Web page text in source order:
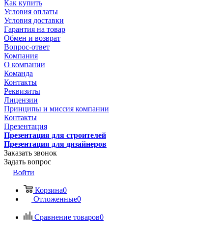
Как купить
Условия оплаты
Условия доставки
Гарантия на товар
Обмен и возврат
Вопрос-ответ
Компания
О компании
Команда
Контакты
Реквизиты
Лицензии
Принципы и миссия компании
Контакты
Презентация
Презентация для строителей
Презентация для дизайнеров
Заказать звонок
Задать вопрос
Войти
Корзина0
Отложенные0
Сравнение товаров0